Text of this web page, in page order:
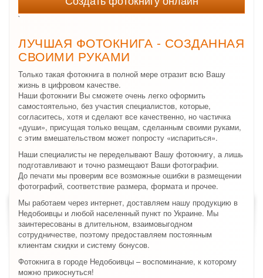
`
ЛУЧШАЯ ФОТОКНИГА - СОЗДАННАЯ
СВОИМИ РУКАМИ
Только такая фотокнига в полной мере отразит всю Вашу
жизнь в цифровом качестве.
Наши фотокниги Вы сможете очень легко оформить
самостоятельно, без участия специалистов, которые,
согласитесь, хотя и сделают все качественно, но частичка
«души», присущая только вещам, сделанным своими руками,
с этим вмешательством может попросту «испариться».
Наши специалисты не переделывают Вашу фотокнигу, а лишь
подготавливают и точно размещают Ваши фотографии.
До печати мы проверим все возможные ошибки в размещении
фотографий, соответствие размера, формата и прочее.
Мы работаем через интернет, доставляем нашу продукцию в
Недобоивцы и любой населенный пункт по Украине. Мы
заинтересованы в длительном, взаимовыгодном
сотрудничестве, поэтому предоставляем постоянным
клиентам скидки и систему бонусов.
Фотокнига в городе Недобоивцы – воспоминание, к которому
можно прикоснуться!